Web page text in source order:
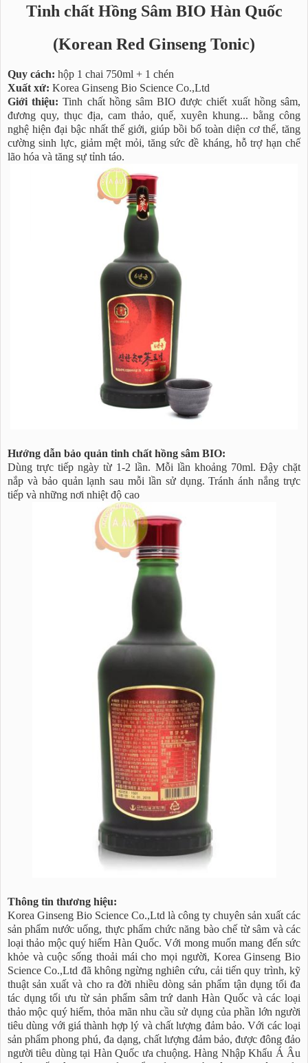
Tinh chất Hồng Sâm BIO Hàn Quốc
(Korean Red Ginseng Tonic)
Quy cách: hộp 1 chai 750ml + 1 chén
Xuất xứ: Korea Ginseng Bio Science Co.,Ltd
Giới thiệu: Tinh chất hồng sâm BIO được chiết xuất hồng sâm,
đương quy, thục địa, cam thảo, quế, xuyên khung... bằng công
nghệ hiện đại bậc nhất thế giới, giúp bồi bổ toàn diện cơ thể, tăng
cường sinh lực, giảm mệt mỏi, tăng sức đề kháng, hỗ trợ hạn chế
lão hóa và tăng sự tỉnh táo.
Hướng dẫn bảo quản tinh chất hồng sâm BIO:
Dùng trực tiếp ngày từ 1-2 lần. Mỗi lần khoảng 70ml. Đậy chặt
nắp và bảo quản lạnh sau mỗi lần sử dụng. Tránh ánh nắng trực
tiếp và những nơi nhiệt độ cao
Thông tin thương hiệu:
Korea Ginseng Bio Science Co.,Ltd là công ty chuyên sản xuất các
sản phẩm nước uống, thực phẩm chức năng bào chế từ sâm và các
loại thảo mộc quý hiếm Hàn Quốc. Với mong muốn mang đến sức
khỏe và cuộc sống thoải mái cho mọi người, Korea Ginseng Bio
Science Co.,Ltd đã không ngừng nghiên cứu, cải tiến quy trình, kỹ
thuật sản xuất và cho ra đời nhiều dòng sản phẩm tận dụng tối đa
tác dụng tối ưu từ sản phẩm sâm trứ danh Hàn Quốc và các loại
thảo mộc quý hiếm, thỏa mãn nhu cầu sử dụng của phần lớn người
tiêu dùng với giá thành hợp lý và chất lượng đảm bảo. Với các loại
sản phẩm phong phú, đa dạng, chất lượng đảm bảo, được đông đảo
người tiêu dùng tại Hàn Quốc ưa chuộng. Hàng Nhập Khẩu Á Âu